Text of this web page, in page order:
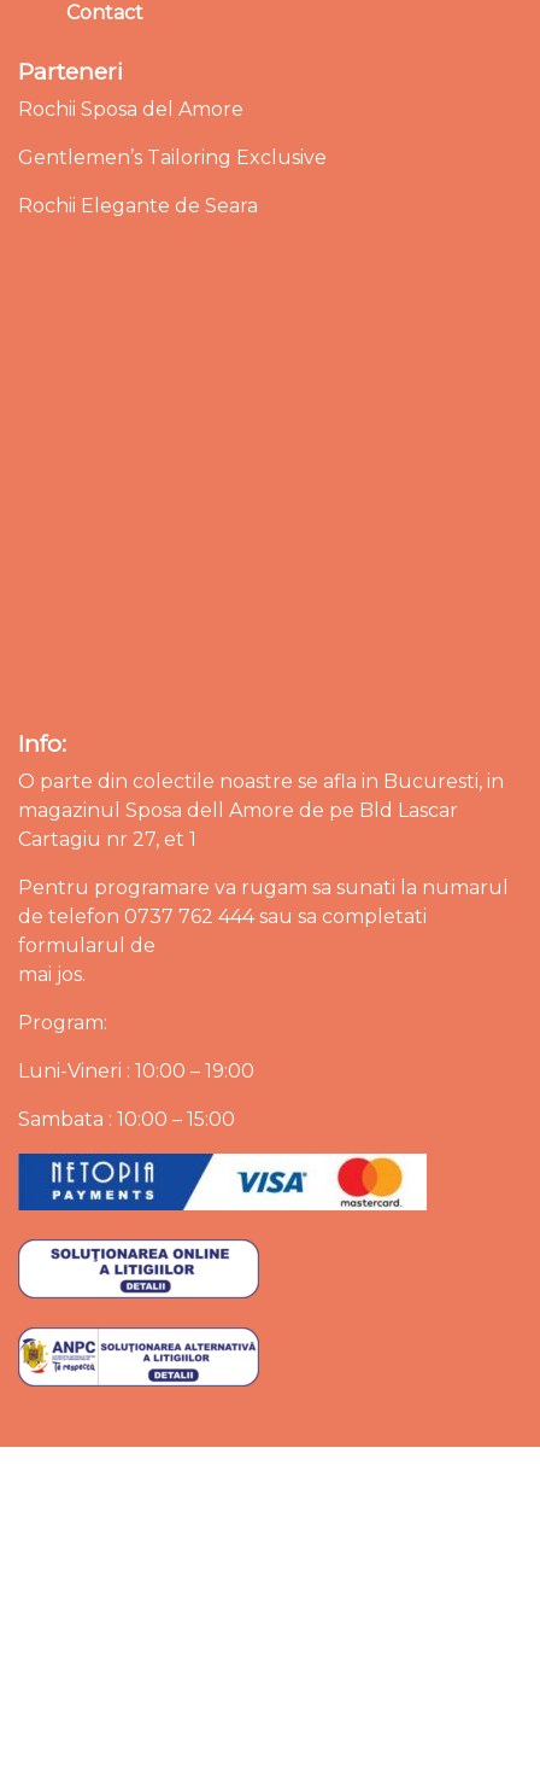
Contact
Parteneri
Rochii Sposa del Amore
Gentlemen’s Tailoring Exclusive
Rochii Elegante de Seara
Info:
O parte din colectile noastre se afla in Bucuresti, in
magazinul Sposa dell Amore de pe Bld Lascar
Cartagiu nr 27, et 1
Pentru programare va rugam sa sunati la numarul
de telefon 0737 762 444 sau sa completati
formularul de
mai jos.
Program:
Luni-Vineri : 10:00 – 19:00
Sambata : 10:00 – 15:00